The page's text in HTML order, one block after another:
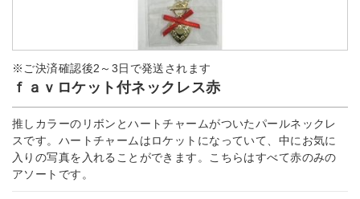
※ご決済確認後2～3日で発送されます
ｆａｖロケット付ネックレス赤
推しカラーのリボンとハートチャームがついたパールネックレ
スです。ハートチャームはロケットになっていて、中にお気に
入りの写真を入れることができます。こちらはすべて赤のみの
アソートです。